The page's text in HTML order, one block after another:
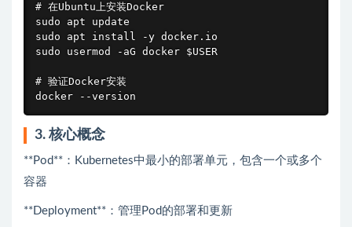
# 在Ubuntu上安装Docker
sudo apt update
sudo apt install -y docker.io
sudo usermod -aG docker $USER
# 验证Docker安装
docker --version
3. 核心概念
**Pod**：Kubernetes中最小的部署单元，包含一个或多个
容器
**Deployment**：管理Pod的部署和更新